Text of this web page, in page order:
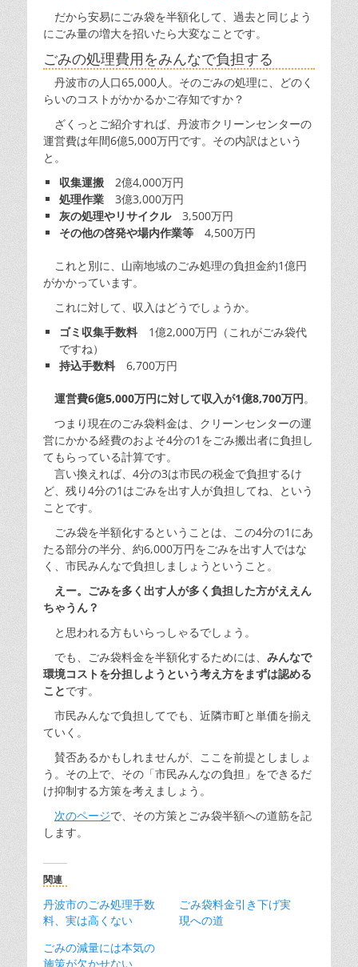
だから安易にごみ袋を半額化して、過去と同じよう
にごみ量の増大を招いたら大変なことです。
ごみの処理費用をみんなで負担する
丹波市の人口65,000人。そのごみの処理に、どのく
らいのコストがかかるかご存知ですか？
ざくっとご紹介すれば、丹波市クリーンセンターの
運営費は年間6億5,000万円です。その内訳はという
と。
収集運搬 2億4,000万円
処理作業 3億3,000万円
灰の処理やリサイクル3,500万円
その他の啓発や場内作業等 4,500万円
これと別に、山南地域のごみ処理の負担金約1億円
がかかっています。
これに対して、収入はどうでしょうか。
ゴミ収集手数料 1億2,000万円（これがごみ袋代
ですね）
持込手数料 6,700万円
運営費6億5,000万円に対して収入が1億8,700万円。
つまり現在のごみ袋料金は、クリーンセンターの運
営にかかる経費のおよそ4分の1をごみ搬出者に負担し
てもらっている計算です。
言い換えれば、4分の3は市民の税金で負担するけ
ど、残り4分の1はごみを出す人が負担してね、という
ことです。
ごみ袋を半額化するということは、この4分の1にあ
たる部分の半分、約6,000万円をごみを出す人ではな
く、市民みんなで負担しましょうということ。
えー。ごみを多く出す人が多く負担した方がええん
ちゃうん？
と思われる方もいらっしゃるでしょう。
でも、ごみ袋料金を半額化するためには、 みんなで
環境コストを分担しようという考え方をまずは認める
ことです。
市民みんなで負担してでも、近隣市町と単価を揃え
ていく。
賛否あるかもしれませんが、ここを前提としましょ
う。その上で、その「市民みんなの負担」をできるだ
け抑制する方策を考えましょう。
次のページで、その方策とごみ袋半額への道筋を記
します。
関連
丹波市のごみ処理手数
料、実は高くない
ごみ袋料金引き下げ実
現への道
ごみの減量には本気の
施策が欠かせない